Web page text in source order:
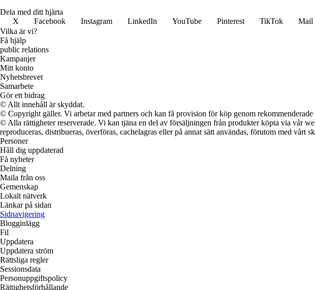
Dela med ditt hjärta
X
Facebook Instagram LinkedIn YouTube Pinterest TikTok Mail
Vilka är vi?
Få hjälp
public relations
Kampanjer
Mitt konto
Nyhetsbrevet
Samarbete
Gör ett bidrag
© Allt innehåll är skyddat.
© Copyright gäller. Vi arbetar med partners och kan få provision för köp genom rekommenderade
© Alla rättigheter reserverade. Vi kan tjäna en del av försäljningen från produkter köpta via vår
reproduceras, distribueras, överföras, cachelagras eller på annat sätt användas, förutom med vårt
Personer
Håll dig uppdaterad
Få nyheter
Delning
Maila från oss
Gemenskap
Lokalt nätverk
Länkar på sidan
Sidnavigering
Blogginlägg
Fil
Uppdatera
Uppdatera ström
Rättsliga regler
Sessionsdata
Personuppgiftspolicy
Rättighetsförhållande